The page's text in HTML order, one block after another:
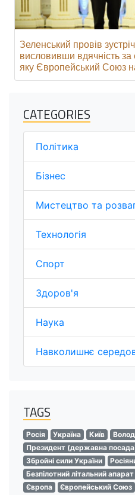
Зеленський провів
висловивши вдячність
яку Європейський Союз
CATEGORIES
Політика
Бізнес
Мистецтво та
Технологія
Спорт
Здоров'я
Наука
Навколишнє
TAGS
Росія Україна Київ
Президент (державна
Збройні сили України
Безпілотний літальний апарат
Європа
Європейський Союз